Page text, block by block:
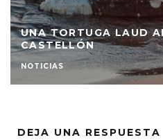
UNA TORTUGA LAUD
CASTELLÓN
NOTICIAS
DEJA UNA RESPUESTA